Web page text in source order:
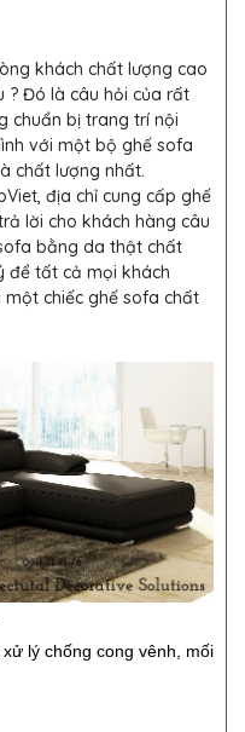
khách chất lượng cao
? Đó là câu hỏi của rất
chuẩn bị trang trí nội
với một bộ ghế sofa
chất lượng nhất.
địa chỉ cung cấp ghế
lời cho khách hàng câu
bằng da thật chất
để tất cả mọi khách
một chiếc ghế sofa chất
lý chống cong vênh, mối